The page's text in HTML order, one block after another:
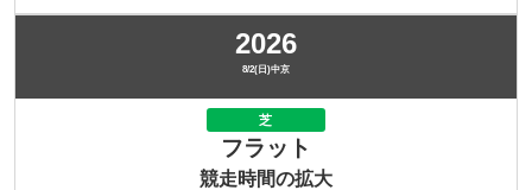
2026
8/2(日)中京
芝
フラット
競走時間の拡大